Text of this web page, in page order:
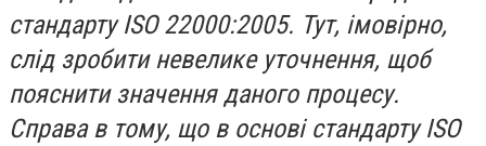
стандарту ISO 22000:2005. Тут, імовірно,
слід зробити невелике уточнення, щоб
пояснити значення даного процесу.
Справа в тому, що в основі стандарту ISO